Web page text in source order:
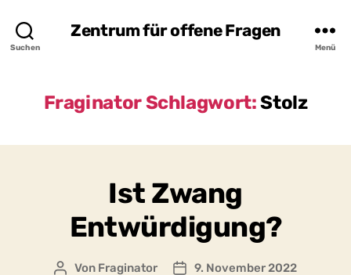
Suchen
Zentrum für offene Fragen
Menü
Fraginator Schlagwort:Stolz
Ist Zwang
Entwürdigung?
Beitragsautor
Von Fraginator Beitragsdatum
9. November 2022